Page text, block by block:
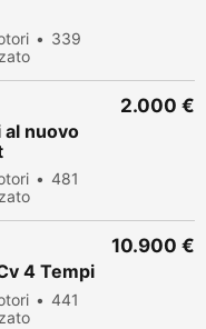
339
al nuovo
481
2.000 €
4 Tempi
441
10.900 €